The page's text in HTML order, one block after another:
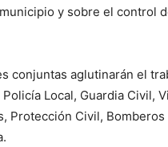
y sobre el control
conjuntas aglutinarán el
Local, Guardia Civil,
Protección Civil, Bomberos